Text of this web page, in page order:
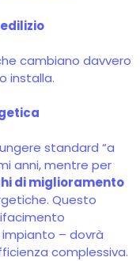
cambiano davvero
installa.
standard “a
anni, mentre per
di miglioramento
Questo
impianto – dovrà
complessiva.